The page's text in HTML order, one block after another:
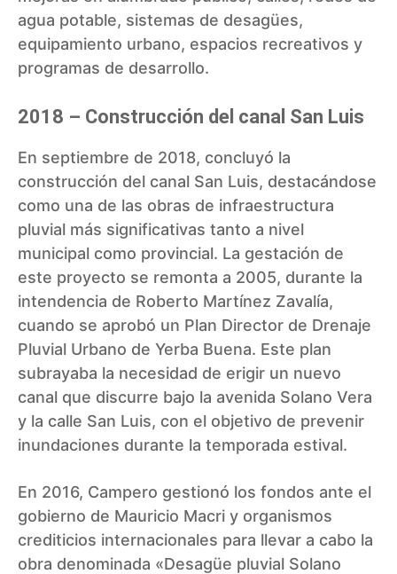
agua potable, sistemas de desagües,
equipamiento urbano, espacios recreativos y
programas de desarrollo.
2018 – Construcción del canal San Luis
En septiembre de 2018, concluyó la
construcción del canal San Luis, destacándose
como una de las obras de infraestructura
pluvial más significativas tanto a nivel
municipal como provincial. La gestación de
este proyecto se remonta a 2005, durante la
intendencia de Roberto Martínez Zavalía,
cuando se aprobó un Plan Director de Drenaje
Pluvial Urbano de Yerba Buena. Este plan
subrayaba la necesidad de erigir un nuevo
canal que discurre bajo la avenida Solano Vera
y la calle San Luis, con el objetivo de prevenir
inundaciones durante la temporada estival.
En 2016, Campero gestionó los fondos ante el
gobierno de Mauricio Macri y organismos
crediticios internacionales para llevar a cabo la
obra denominada «Desagüe pluvial Solano